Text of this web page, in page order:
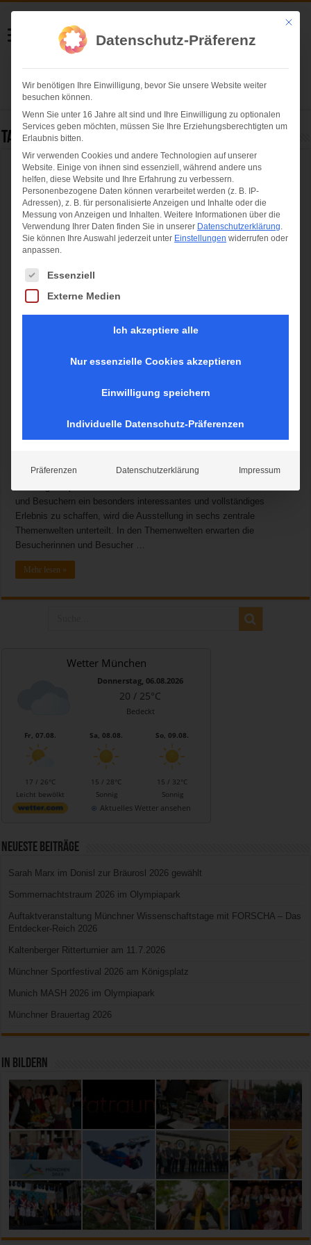
Helmut Swoboda
Fotografie
Herzlich willkommen
Tag Archives:
Jubiläumsausstellung 100 Jahre Bergwacht
Bayern
100 Jahre Bergwacht – Alpines Museum des Deutschen Alpenvereins
jährigen Jubiläums der Bergwacht Bayern findet vom 30.08.2020 –
Alpinen Museums des DAV auf der Praterinsel München statt.
Besucherinnen und Besucher erleben auf einer Zeitreise die
Sittenwacht bis hin zur professionellen Bergrettungsorganisation.
und Besuchern ein besonders interessantes und vollständiges
Erlebnis zu schaffen, wird die Ausstellung in sechs zentrale
Themenwelten unterteilt. In den Themenwelten erwarten die
Besucherinnen und Besucher …
Mehr lesen »
Wetter München
Donnerstag, 06.08.2026
20 / 25°C
Bedeckt
Fr, 07.08.
17 / 26°C
Leicht bewölkt
Sa, 08.08.
15 / 28°C
Sonnig
So, 09.08.
15 / 32°C
Sonnig
Aktuelles Wetter ansehen
Neueste Beiträge
Sarah Marx im Donisl zur Bräurosl 2026 gewählt
Sommernachtstraum 2026 im Olympiapark
Auftaktveranstaltung Münchner Wissenschaftstage mit FORSCHA – Das
Entdecker-Reich 2026
Kaltenberger Ritterturnier am 11.7.2026
Münchner Sportfestival 2026 am Königsplatz
Munich MASH 2026 im Olympiapark
Münchner Brauertag 2026
In Bildern
Mit
Datenschutz-Präferenz
Wir benötigen Ihre Einwilligung, bevor Sie unsere Website weiter
besuchen können.
Wenn Sie unter 16 Jahre alt sind und Ihre Einwilligung zu optionalen
Services geben möchten, müssen Sie Ihre Erziehungsberechtigten um
Erlaubnis bitten.
Wir verwenden Cookies und andere Technologien auf unserer
Website. Einige von ihnen sind essenziell, während andere uns
helfen, diese Website und Ihre Erfahrung zu verbessern.
Personenbezogene Daten können verarbeitet werden (z. B. IP-
Adressen), z. B. für personalisierte Anzeigen und Inhalte oder die
Messung von Anzeigen und Inhalten. Weitere Informationen über die
Verwendung Ihrer Daten finden Sie in unserer Datenschutzerklärung.
Sie können Ihre Auswahl jederzeit unter Einstellungen widerrufen oder
anpassen.
Es folgt eine Liste der Service-Gruppen, für die eine Einwilligung
Essenziell
Externe Medien
Ich akzeptiere alle
Nur essenzielle Cookies akzeptieren
Einwilligung speichern
Individuelle Datenschutz-Präferenzen
Präferenzen Datenschutzerklärung Impressum